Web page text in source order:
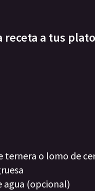
a tus
ternera o lomo de
agua (opcional)